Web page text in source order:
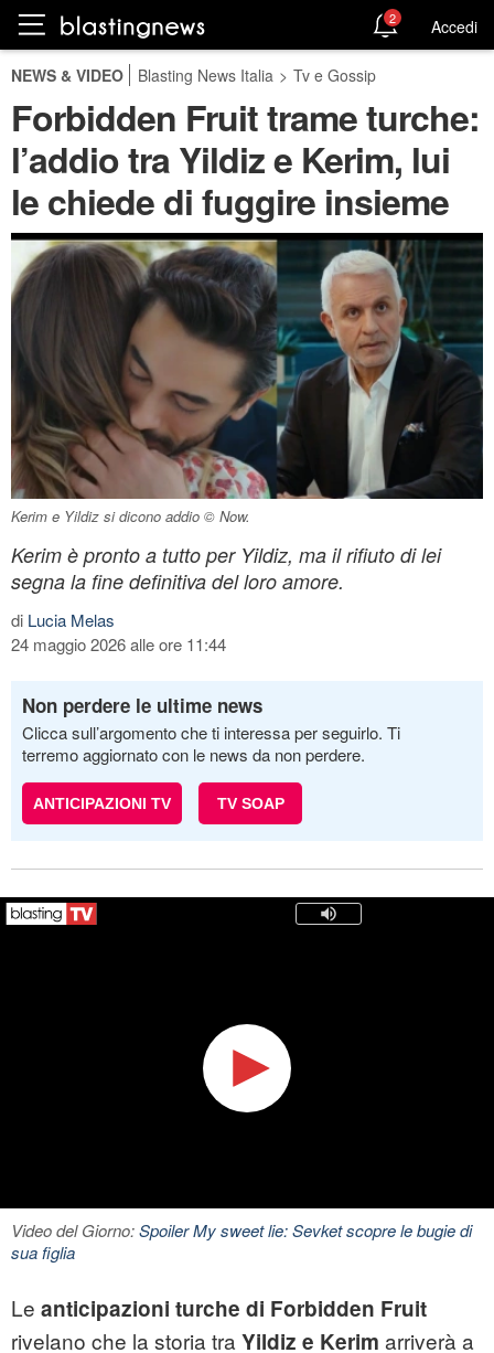
2 Accedi
NEWS & VIDEO Blasting News Italia > Tv e Gossip
Forbidden Fruit trame turche:
l’addio tra Yildiz e Kerim, lui
le chiede di fuggire insieme
Kerim e Yildiz si dicono addio © Now.
Kerim è pronto a tutto per Yildiz, ma il rifiuto di lei
segna la fine definitiva del loro amore.
di Lucia Melas
24 maggio 2026 alle ore 11:44
Non perdere le ultime news
Clicca sull’argomento che ti interessa per seguirlo. Ti
terremo aggiornato con le news da non perdere.
ANTICIPAZIONI TV TV SOAP
Video del Giorno:Spoiler My sweet lie: Sevket scopre le bugie di
sua figlia
Le anticipazioni turche di Forbidden Fruit
rivelano che la storia tra Yildiz e Kerim arriverà a